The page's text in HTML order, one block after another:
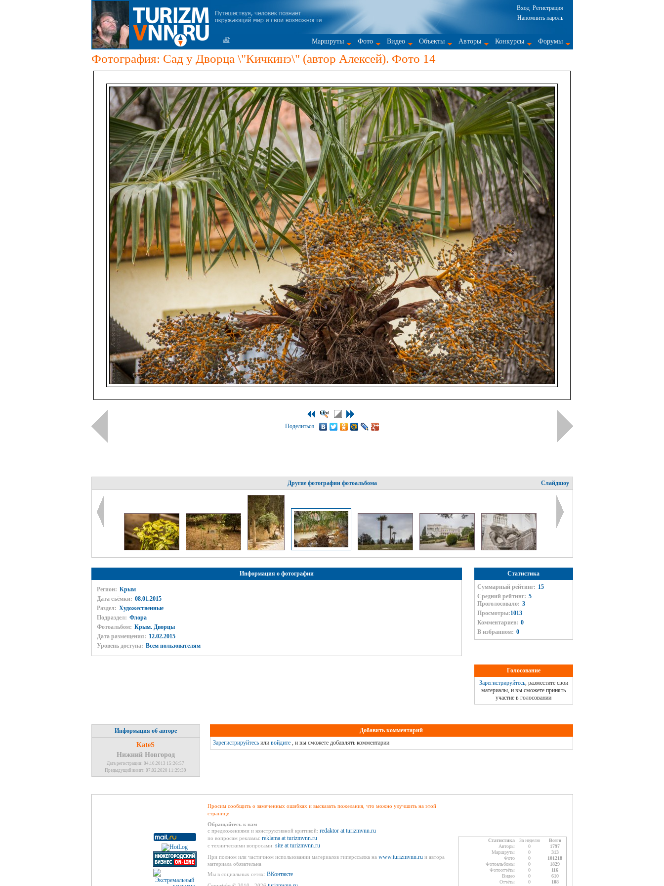
Вход Регистрация
Напомнить пароль
Маршруты Фото Видео Объекты Авторы Конкурсы Форумы
Фотография: Сад у Дворца \"Кичкинэ\" (автор Алексей). Фото 14
Поделиться
Другие фотографии фотоальбома Слайдшоу
Информация о фотографии
Регион: Крым
Дата съёмки: 08.01.2015
Раздел: Художественные
Подраздел: Флора
Фотоальбом: Крым. Дворцы
Дата размещения: 12.02.2015
Уровень доступа: Всем пользователям
Статистика
Суммарный рейтинг: 15
Средний рейтинг: 5
Проголосовало: 3
Просмотры:1013
Комментариев: 0
В избранном: 0
Голосование
Зарегистрируйтесь, разместите свои
материалы, и вы сможете принять
участие в голосовании
Информация об авторе
KateS
Нижний Новгород
Дата регистрации: 04.10.2013 15:26:57
Предыдущий визит: 07.02.2020 11:29:39
Добавить комментарий
Зарегистрируйтесьили войдите, и вы сможете добавлять комментарии
Просим сообщить о замеченных ошибках и высказать пожелания, что можно улучшить на этой
странице
Обращайтесь к нам
с предложениями и конструктивной критикой: redaktor at turizmvnn.ru
по вопросам рекламы: reklama at turizmvnn.ru
с техническими вопросами: site at turizmvnn.ru
При полном или частичном использовании материалов гиперссылка на www.turizmvnn.ruи автора
материала обязательна
Мы в социальных сетях: ВКонтакте
Статистика За неделю
Всего
Авторы
0
1797
Маршруты
0
313
Фото
0
101218
Фотоальбомы
0
1829
Фотоотчёты
0
116
Видео
0
610
Отчёты
0
108